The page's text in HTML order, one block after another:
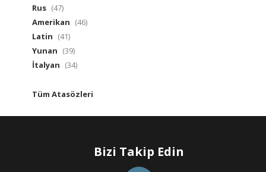
Rus (47)
Amerikan (46)
Latin (41)
Yunan (39)
İtalyan (34)
Tüm Atasözleri
Bizi Takip Edin